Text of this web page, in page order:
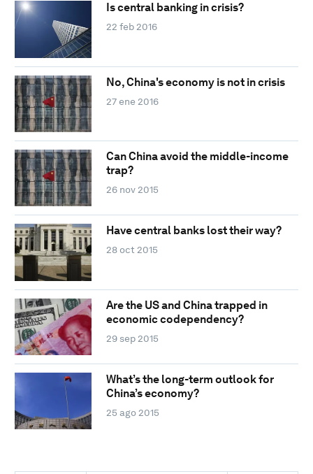
Is central banking in crisis?
22 feb 2016
No, China's economy is not in crisis
27 ene 2016
Can China avoid the middle-income
trap?
26 nov 2015
Have central banks lost their way?
28 oct 2015
Are the US and China trapped in
economic codependency?
29 sep 2015
What’s the long-term outlook for
China’s economy?
25 ago 2015